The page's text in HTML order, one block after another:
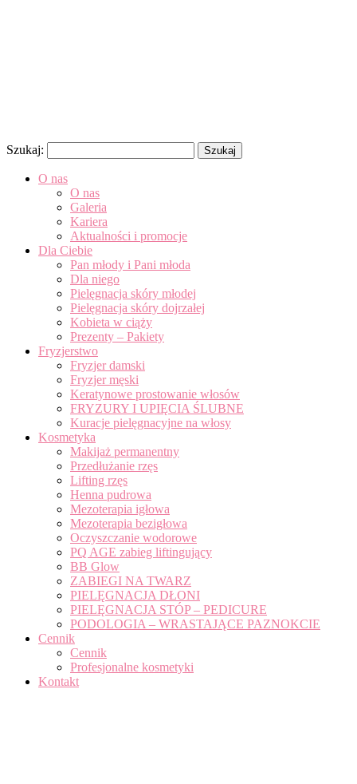
Szukaj:
O nas
O nas
Galeria
Kariera
Aktualności i promocje
Dla Ciebie
Pan młody i Pani młoda
Dla niego
Pielęgnacja skóry młodej
Pielęgnacja skóry dojrzałej
Kobieta w ciąży
Prezenty – Pakiety
Fryzjerstwo
Fryzjer damski
Fryzjer męski
Keratynowe prostowanie włosów
FRYZURY I UPIĘCIA ŚLUBNE
Kuracje pielęgnacyjne na włosy
Kosmetyka
Makijaż permanentny
Przedłużanie rzęs
Lifting rzęs
Henna pudrowa
Mezoterapia igłowa
Mezoterapia bezigłowa
Oczyszczanie wodorowe
PQ AGE zabieg liftingujący
BB Glow
ZABIEGI NA TWARZ
PIELĘGNACJA DŁONI
PIELĘGNACJA STÓP – PEDICURE
PODOLOGIA – WRASTAJĄCE PAZNOKCIE
Cennik
Cennik
Profesjonalne kosmetyki
Kontakt